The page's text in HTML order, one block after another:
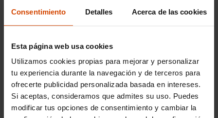
Consentimiento Detalles Acerca de las cookies
Esta página web usa cookies
Utilizamos cookies propias para mejorar y personalizar
tu experiencia durante la navegación y de terceros para
ofrecerte publicidad personalizada basada en intereses.
Si aceptas, consideramos que admites su uso. Puedes
modificar tus opciones de consentimiento y cambiar la